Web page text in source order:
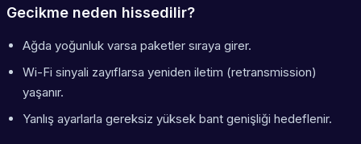
Gecikme neden hissedilir?
Ağda yoğunluk varsa paketler sıraya girer.
Wi-Fi sinyali zayıflarsa yeniden iletim (retransmission)
yaşanır.
Yanlış ayarlarla gereksiz yüksek bant genişliği hedeflenir.